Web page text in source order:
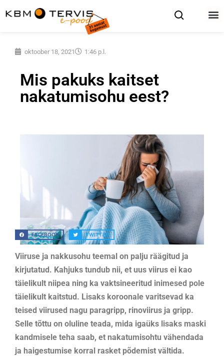
oktoober 18, 2021 1:46 p.l.
Mis pakuks kaitset
nakatumisohu eest?
FACEBOOK TWITTER
Viiruse ja nakkusohu teemal on palju räägitud ja
kirjutatud. Kahjuks tundub nii, et uus viirus ei kao
täielikult niipea ning ka vaktsineeritud inimesed pole
täielikult kaitstud. Lisaks koroonale varitsevad ka
teised viirused nagu paragripp, rinoviirus ja gripp.
Selle tõttu on oluline teada, mida igaüks lisaks maski
kandmisele teha saab, et nakatumisohtu vähendada
ja haigestumise korral rasket põdemist vältida.